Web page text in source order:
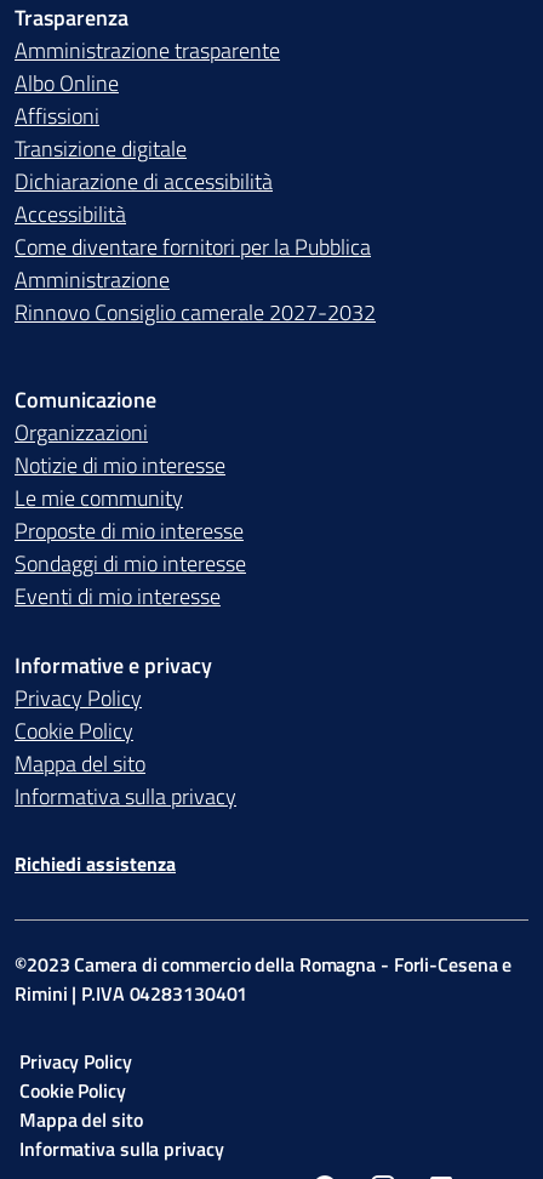
Trasparenza
Amministrazione trasparente
Albo Online
Affissioni
Transizione digitale
Dichiarazione di accessibilità
Accessibilità
Come diventare fornitori per la Pubblica
Amministrazione
Rinnovo Consiglio camerale 2027-2032
Comunicazione
Organizzazioni
Notizie di mio interesse
Le mie community
Proposte di mio interesse
Sondaggi di mio interesse
Eventi di mio interesse
Informative e privacy
Privacy Policy
Cookie Policy
Mappa del sito
Informativa sulla privacy
Richiedi assistenza
©2023 Camera di commercio della Romagna - Forli-Cesena e
Rimini | P.IVA 04283130401
Privacy Policy
Cookie Policy
Mappa del sito
Informativa sulla privacy